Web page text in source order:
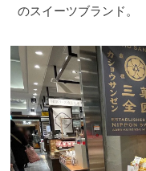
のスイーツブランド。